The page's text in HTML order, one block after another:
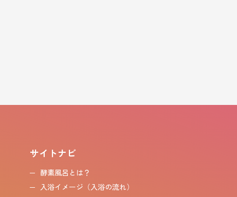
サイトナビ
酵素風呂とは？
入浴イメージ（入浴の流れ）